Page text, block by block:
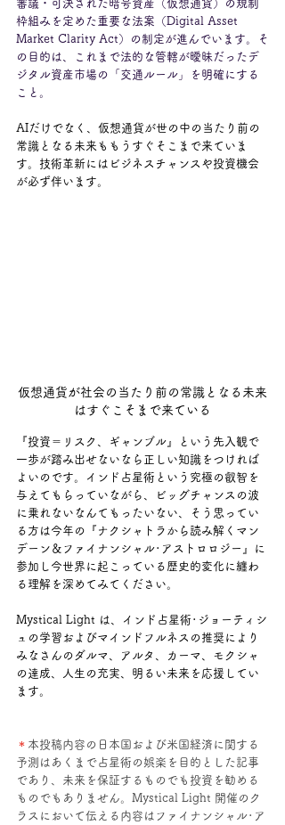
審議・可決された暗号資産（仮想通貨）の規制
枠組みを定めた重要な法案（Digital Asset
Market Clarity Act）の制定が進んでいます。そ
の目的は、これまで法的な管轄が曖昧だったデ
ジタル資産市場の「交通ルール」を明確にする
こと。
AIだけでなく、仮想通貨が世の中の当たり前の
常識となる未来ももうすぐそこまで来ていま
す。技術革新にはビジネスチャンスや投資機会
が必ず伴います。
仮想通貨が社会の当たり前の常識となる未来
はすぐこそまで来ている
『投資＝リスク、ギャンブル』という先入観で
一歩が踏み出せないなら正しい知識をつければ
よいのです。インド占星術という究極の叡智を
与えてもらっていながら、ビッグチャンスの波
に乗れないなんてもったいない、そう思ってい
る方は今年の『ナクシャトラから読み解くマン
デーン＆ファイナンシャル･アストロロジー』に
参加し今世界に起こっている歴史的変化に纏わ
る理解を深めてみてください。
Mystical Light は、インド占星術･ジョーティシ
ュの学習およびマインドフルネスの推奨により
みなさんのダルマ、アルタ、カーマ、モクシャ
の達成、人生の充実、明るい未来を応援してい
ます。
＊ 本投稿内容の日本国および米国経済に関する
予測はあくまで占星術の娯楽を目的とした記事
であり、未来を保証するものでも投資を勧める
ものでもありません。Mystical Light 開催のク
ラスにおいて伝える内容はファイナンシャル･ア